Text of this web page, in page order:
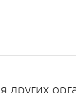
других